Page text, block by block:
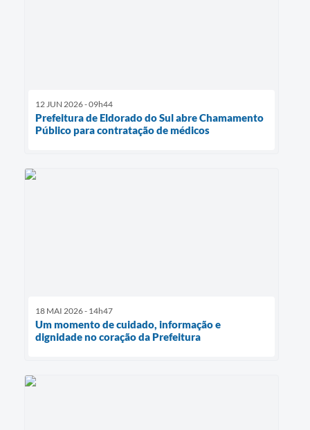
12 JUN 2026 - 09h44
Prefeitura de Eldorado do Sul abre Chamamento
Público para contratação de médicos
18 MAI 2026 - 14h47
Um momento de cuidado, informação e
dignidade no coração da Prefeitura